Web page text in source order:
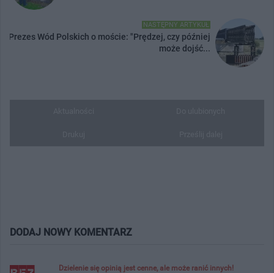
NASTĘPNY ARTYKUŁ
Prezes Wód Polskich o moście: "Prędzej, czy później
może dojść...
DODAJ NOWY KOMENTARZ
Dzielenie się opinią jest cenne, ale może ranić innych!